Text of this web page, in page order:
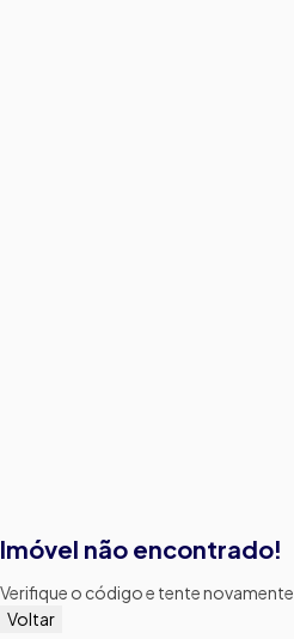
Imóvel não encontrado!
Verifique o código e tente novamente.
Voltar